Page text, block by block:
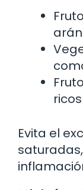
Evita el